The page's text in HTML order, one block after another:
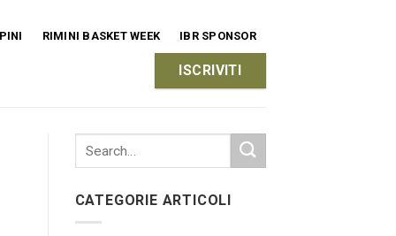
RIMINI BASKET WEEK IBR SPONSOR
ISCRIVITI
CATEGORIE ARTICOLI